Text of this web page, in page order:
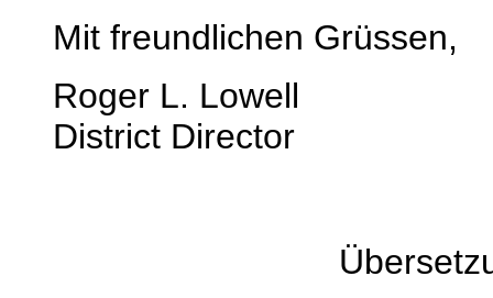
Mit freundlichen Grüssen,
Roger L. Lowell
District Director